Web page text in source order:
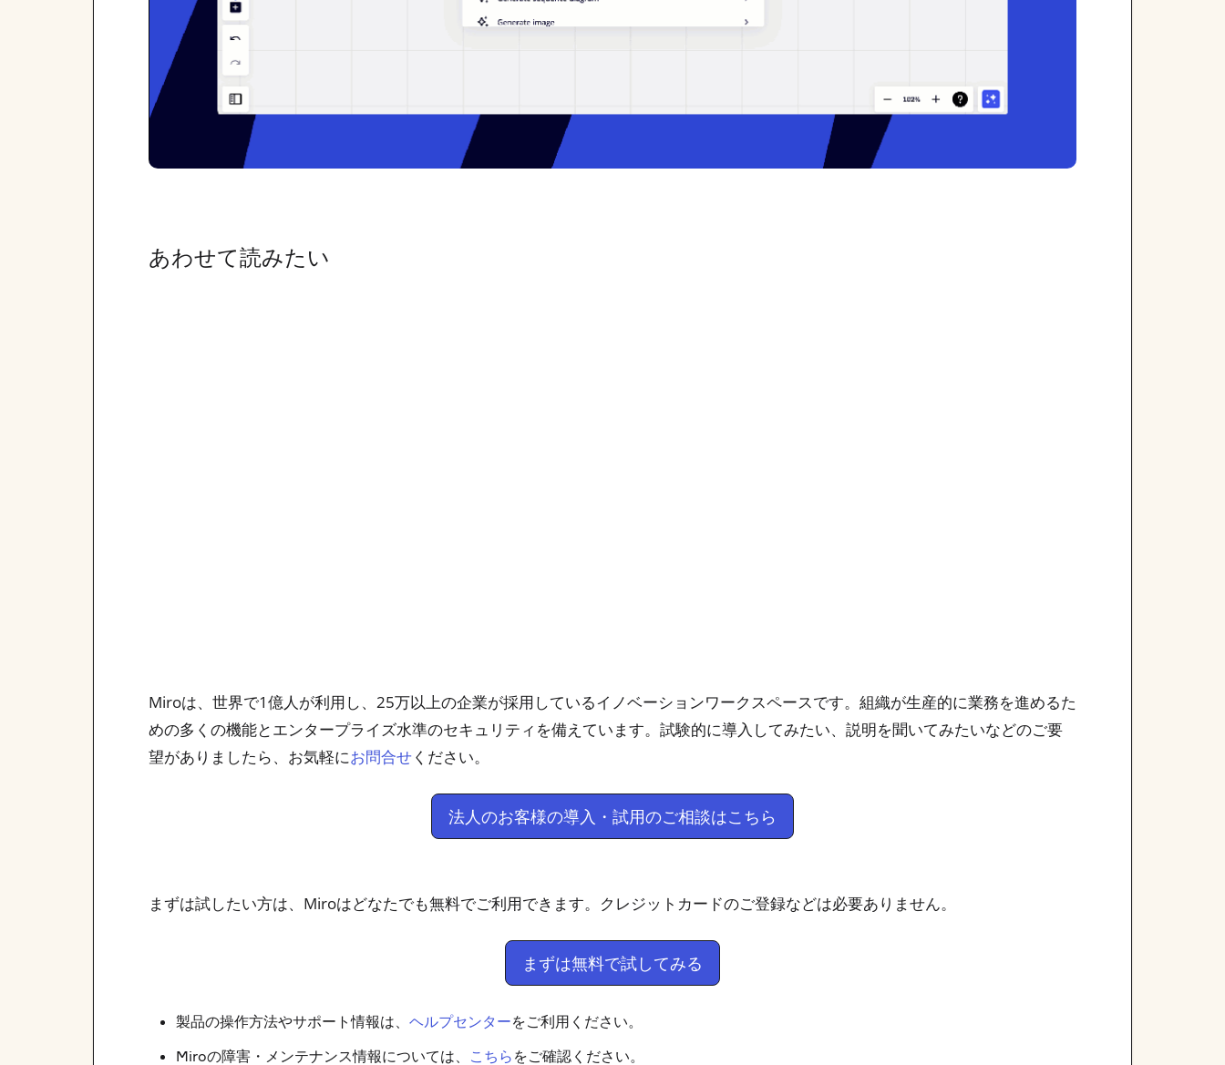
あわせて読みたい
Miroは、世界で1億人が利用し、25万以上の企業が採用しているイノベーションワークスペースです。組織が生産的に業務を進めるた
めの多くの機能とエンタープライズ水準のセキュリティを備えています。試験的に導入してみたい、説明を聞いてみたいなどのご要
望がありましたら、お気軽にお問合せください。
法人のお客様の導入・試用のご相談はこちら
まずは試したい方は、Miroはどなたでも無料でご利用できます。クレジットカードのご登録などは必要ありません。
まずは無料で試してみる
製品の操作方法やサポート情報は、 ヘルプセンターをご利用ください。
Miroの障害・メンテナンス情報については、 こちら をご確認ください。